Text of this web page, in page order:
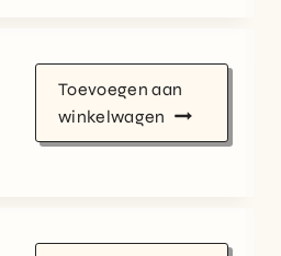
Toevoegen aan
winkelwagen